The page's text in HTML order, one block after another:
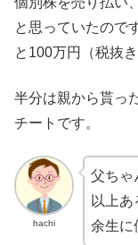
と思っていたので
と100万円（税抜き
半分は親から貰っ
チートです。
hachi
父ちゃ
以上
余生に